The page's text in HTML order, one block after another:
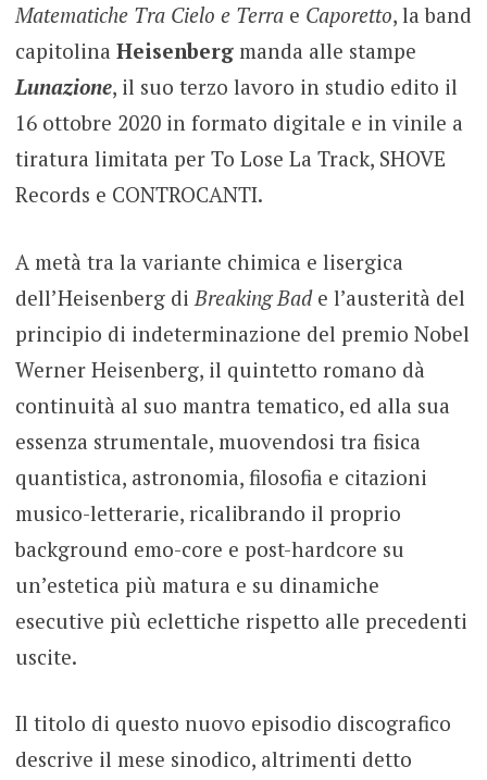
Matematiche Tra Cielo e Terrae Caporetto, la band
capitolina Heisenbergmanda alle stampe
Lunazione, il suo terzo lavoro in studio edito il
16 ottobre 2020 in formato digitale e in vinile a
tiratura limitata per To Lose La Track, SHOVE
Records e CONTROCANTI.
A metà tra la variante chimica e lisergica
dell’Heisenberg di Breaking Bade l’austerità del
principio di indeterminazione del premio Nobel
Werner Heisenberg, il quintetto romano dà
continuità al suo mantra tematico, ed alla sua
essenza strumentale, muovendosi tra fisica
quantistica, astronomia, filosofia e citazioni
musico-letterarie, ricalibrando il proprio
background emo-core e post-hardcore su
un’estetica più matura e su dinamiche
esecutive più eclettiche rispetto alle precedenti
uscite.
Il titolo di questo nuovo episodio discografico
descrive il mese sinodico, altrimenti detto